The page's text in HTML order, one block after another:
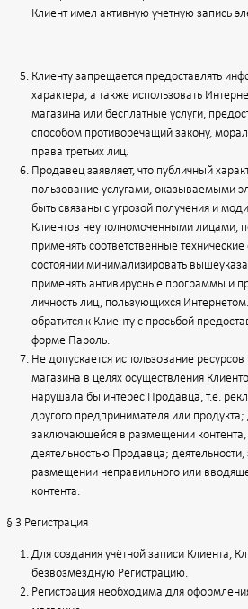
Клиент имел активную учетную запись
Клиенту запрещается предоставлять
характера, а также использовать
магазина или бесплатные услуги,
способом противоречащий закону,
права третьих лиц.
Продавец заявляет, что публичный
пользование услугами, оказываемыми
быть связаны с угрозой получения и
Клиентов неуполномоченными лицами,
применять соответственные
состоянии минимализировать
применять антивирусные программы и
личность лиц, пользующихся
обратится к Клиенту с просьбой
форме Пароль.
Не допускается использование
магазина в целях осуществления
нарушала бы интерес Продавца, т.е.
другого предпринимателя или продукта;
заключающейся в размещении контента,
деятельностью Продавца;
размещении неправильного или
контента.
§ 3 Регистрация
Для создания учётной записи Клиента,
безвозмездную Регистрацию.
Регистрация необходима для